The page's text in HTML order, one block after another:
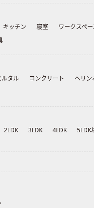
キッチン 寝室 ワークスペー
ルタル コンクリート
ヘリン
2LDK 3LDK 4LDK 5LDK